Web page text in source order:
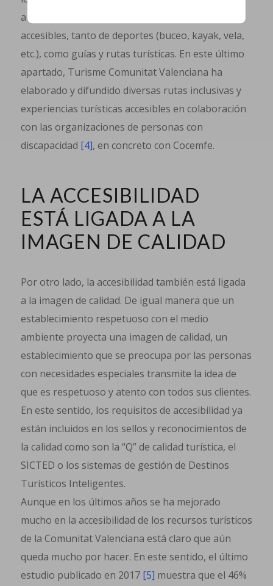
aumento de las empresas que ofrecen servicios
accesibles, tanto de deportes (buceo, kayak, vela,
etc.), como guías y rutas turísticas. En este último
apartado, Turisme Comunitat Valenciana ha
elaborado y difundido diversas rutas inclusivas y
experiencias turísticas accesibles en colaboración
con las organizaciones de personas con
discapacidad [4], en concreto con Cocemfe.
LA ACCESIBILIDAD
ESTÁ LIGADA A LA
IMAGEN DE CALIDAD
Por otro lado, la accesibilidad también está ligada
a la imagen de calidad. De igual manera que un
establecimiento respetuoso con el medio
ambiente proyecta una imagen de calidad, un
establecimiento que se preocupa por las personas
con necesidades especiales transmite la idea de
que es respetuoso y atento con todos sus clientes.
En este sentido, los requisitos de accesibilidad ya
están incluidos en los sellos y reconocimientos de
la calidad como son la “Q” de calidad turística, el
SICTED o los sistemas de gestión de Destinos
Turísticos Inteligentes.
Aunque en los últimos años se ha mejorado
mucho en la accesibilidad de los recursos turísticos
de la Comunitat Valenciana está claro que aún
queda mucho por hacer. En este sentido, el último
estudio publicado en 2017 [5] muestra que el 46%